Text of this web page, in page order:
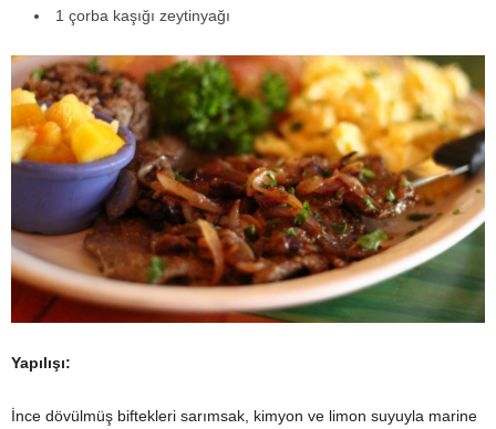
1 çorba kaşığı zeytinyağı
Yapılışı:
İnce dövülmüş biftekleri sarımsak, kimyon ve limon suyuyla marine